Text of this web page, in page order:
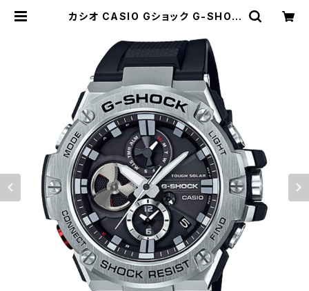
カシオ CASIO Gショック G-SHOC
0-1AJF ブラック 国内正規 ブラック
| empirewatch